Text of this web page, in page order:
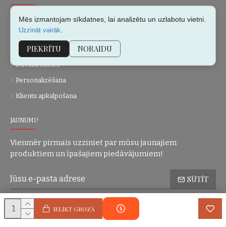
IELIKT GROZĀ
Par mums
Kontakti
Vietnes karte
Dāvanu kartes
Personalizēšana
Klientu apkalpošana
JAUNUMI!
Vienmēr pirmais uzziniet par mūsu jaunajiem
produktiem un īpašajiem piedāvājumiem!
SŪTĪT
Esmu iepazinies(-usies) ar sadaļu Konfidencialitātes politika
piekrītu visiem minētajiem noteikumiem
Mēs izmantojam sīkdatnes, lai analizētu un uzlabotu vietni.
Uzzināt vairāk
PIEKRĪTU NORAIDU